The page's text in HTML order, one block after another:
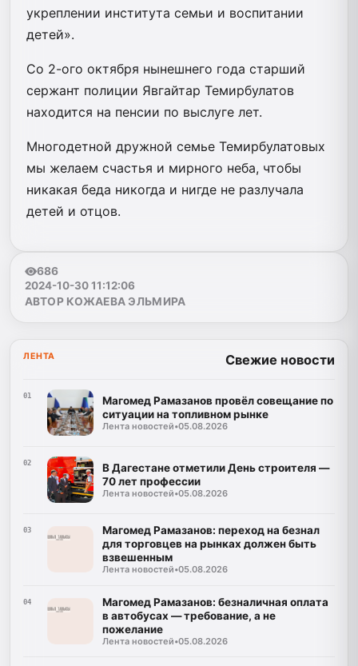
укреплении института семьи и воспитании
детей».
Со 2-ого октября нынешнего года старший
сержант полиции Явгайтар Темирбулатов
находится на пенсии по выслуге лет.
Многодетной дружной семье Темирбулатовых
мы желаем счастья и мирного неба, чтобы
никакая беда никогда и нигде не разлучала
детей и отцов.
686
2024-10-30 11:12:06
АВТОР КОЖАЕВА ЭЛЬМИРА
ЛЕНТА Свежие новости
01
Магомед Рамазанов провёл совещание по
ситуации на топливном рынке
Лента новостей•05.08.2026
02
В Дагестане отметили День строителя —
70 лет профессии
Лента новостей•05.08.2026
03
Магомед Рамазанов: переход на безнал
для торговцев на рынках должен быть
взвешенным
Лента новостей•05.08.2026
04
Магомед Рамазанов: безналичная оплата
в автобусах — требование, а не
пожелание
Лента новостей•05.08.2026